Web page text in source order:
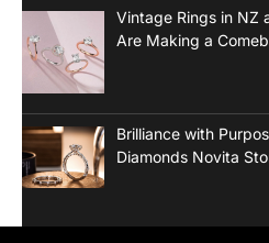
Vintage Rings in NZ
Are Making a
Brilliance with
Diamonds Novita